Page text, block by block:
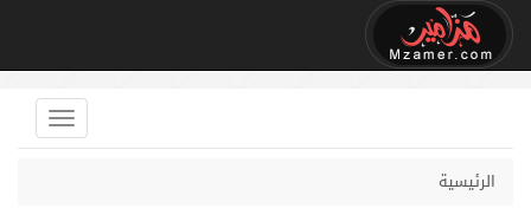
الرئيسية